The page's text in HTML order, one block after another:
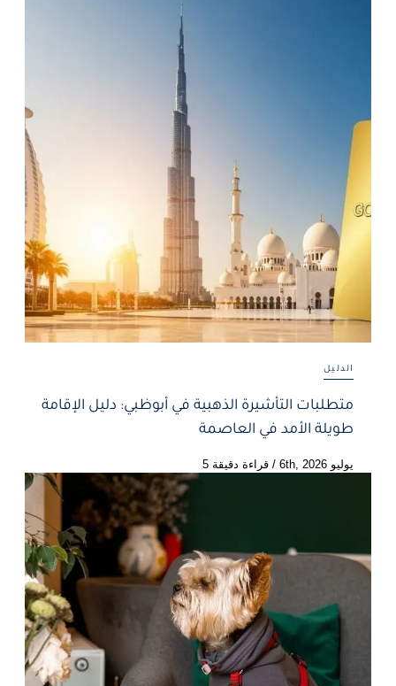
الدليل
متطلبات التأشيرة الذهبية في أبوظبي: دليل الإقامة
طويلة الأمد في العاصمة
يوليو 6th, 2026 / قراءة دقيقة 5